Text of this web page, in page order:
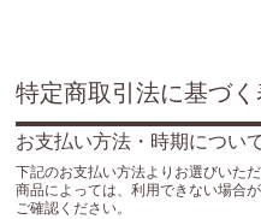
特定商取引法に基づ
お支払い方法・時期につい
下記のお支払い方法よりお選びいただ
商品によっては、利用できない場合
ご確認ください。